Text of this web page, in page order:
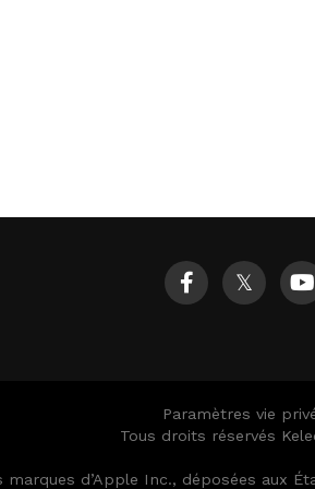
𝕏
Paramètres vie
Tous droits réservés
d’Apple Inc., déposées aux